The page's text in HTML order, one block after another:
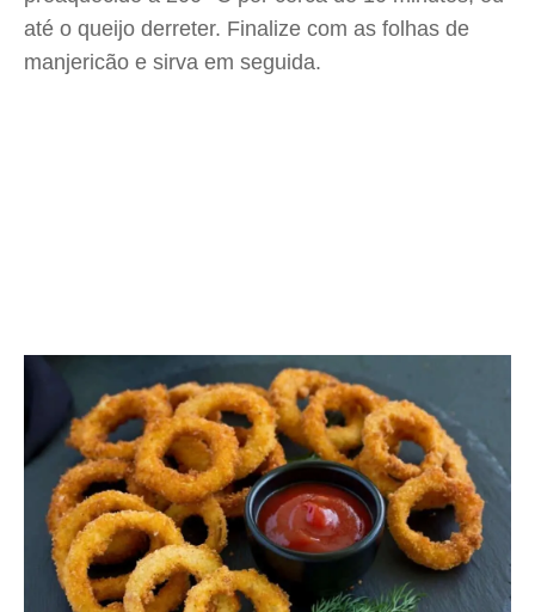
até o queijo derreter. Finalize com as folhas de
manjericão e sirva em seguida.